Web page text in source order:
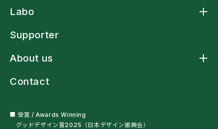
アームスリングケープ
アームスリング標準型
アームストラップシャツ
多機能レインウェア
ペットボトルオープナー
Labo
Supporter
About us
ニュース
会社概要
Contact
■ 受賞 / Awards Winning
グッドデザイン賞2025（日本デザイン振興会）